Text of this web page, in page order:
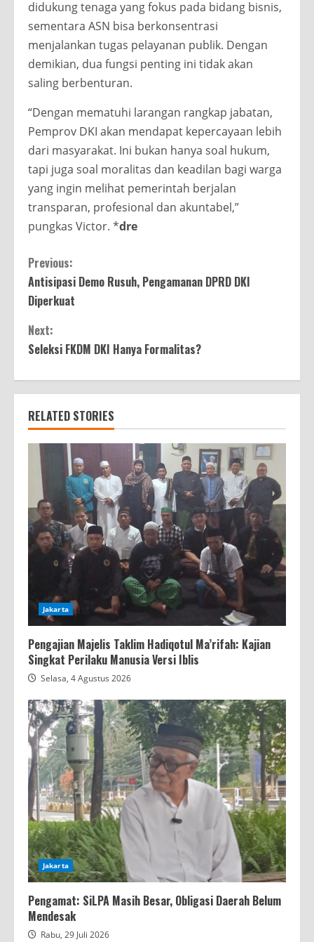
didukung tenaga yang fokus pada bidang bisnis,
sementara ASN bisa berkonsentrasi
menjalankan tugas pelayanan publik. Dengan
demikian, dua fungsi penting ini tidak akan
saling berbenturan.
“Dengan mematuhi larangan rangkap jabatan,
Pemprov DKI akan mendapat kepercayaan lebih
dari masyarakat. Ini bukan hanya soal hukum,
tapi juga soal moralitas dan keadilan bagi warga
yang ingin melihat pemerintah berjalan
transparan, profesional dan akuntabel,”
pungkas Victor. *dre
Continue
Reading
Previous:
Antisipasi Demo Rusuh, Pengamanan DPRD DKI
Diperkuat
Next:
Seleksi FKDM DKI Hanya Formalitas?
RELATED STORIES
Jakarta
Pengajian Majelis Taklim Hadiqotul Ma’rifah: Kajian
Singkat Perilaku Manusia Versi Iblis
Selasa, 4 Agustus 2026
Jakarta
Pengamat: SiLPA Masih Besar, Obligasi Daerah Belum
Mendesak
Rabu, 29 Juli 2026